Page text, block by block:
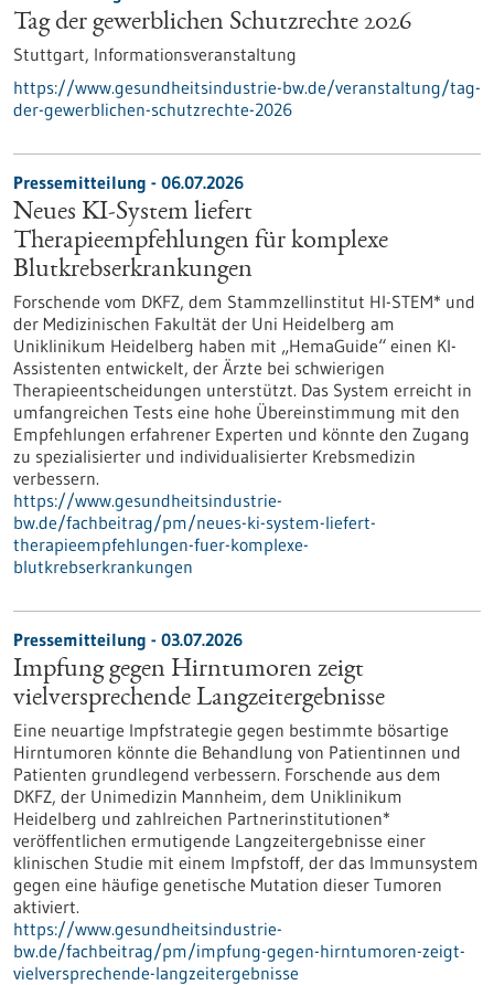
Tag der gewerblichen Schutzrechte 2026
Stuttgart, Informationsveranstaltung
https://www.gesundheitsindustrie-bw.de/veranstaltung/tag-
der-gewerblichen-schutzrechte-2026
Pressemitteilung - 06.07.2026
Neues KI-System liefert
Therapieempfehlungen für komplexe
Blutkrebserkrankungen
Forschende vom DKFZ, dem Stammzellinstitut HI-STEM* und
der Medizinischen Fakultät der Uni Heidelberg am
Uniklinikum Heidelberg haben mit „HemaGuide“ einen KI-
Assistenten entwickelt, der Ärzte bei schwierigen
Therapieentscheidungen unterstützt. Das System erreicht in
umfangreichen Tests eine hohe Übereinstimmung mit den
Empfehlungen erfahrener Experten und könnte den Zugang
zu spezialisierter und individualisierter Krebsmedizin
verbessern.
https://www.gesundheitsindustrie-
bw.de/fachbeitrag/pm/neues-ki-system-liefert-
therapieempfehlungen-fuer-komplexe-
blutkrebserkrankungen
Pressemitteilung - 03.07.2026
Impfung gegen Hirntumoren zeigt
vielversprechende Langzeitergebnisse
Eine neuartige Impfstrategie gegen bestimmte bösartige
Hirntumoren könnte die Behandlung von Patientinnen und
Patienten grundlegend verbessern. Forschende aus dem
DKFZ, der Unimedizin Mannheim, dem Uniklinikum
Heidelberg und zahlreichen Partnerinstitutionen*
veröffentlichen ermutigende Langzeitergebnisse einer
klinischen Studie mit einem Impfstoff, der das Immunsystem
gegen eine häufige genetische Mutation dieser Tumoren
aktiviert.
https://www.gesundheitsindustrie-
bw.de/fachbeitrag/pm/impfung-gegen-hirntumoren-zeigt-
vielversprechende-langzeitergebnisse